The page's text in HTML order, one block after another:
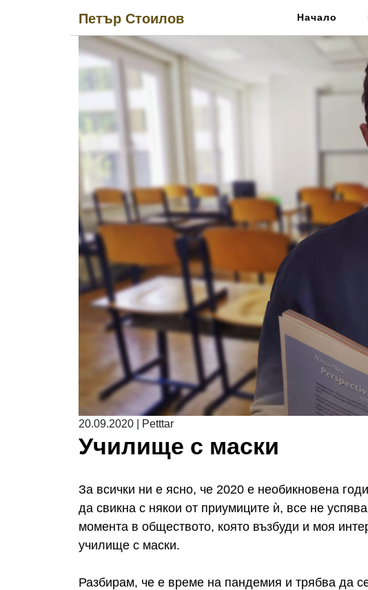
Петър Стоилов Начало
20.09.2020 Petttar
Училище с маски
За всички ни е ясно, че 2020 е необикновена
да свикна с някои от приумиците ѝ, все не
момента в обществото, която възбуди и моя
училище с маски.
Разбирам, че е време на пандемия и трябва да